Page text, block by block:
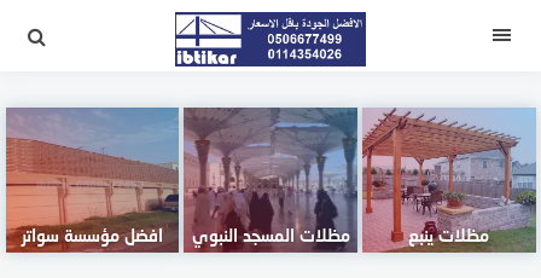
القائمة
مظلات ينبع مظلات المسجد النبوي افضل مؤسسة سواتر